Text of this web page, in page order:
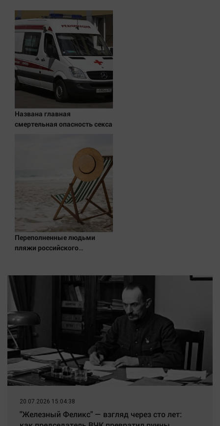
Отдых
Персона
Последняя инстанция
Светская жизнь
Тенденции
Точка на карте
Названа главная
смертельная опасность секса
Переполненные людьми
пляжи российского
20.07.2026 15:04:38
"Железный Феликс" — взгляд через сто лет: